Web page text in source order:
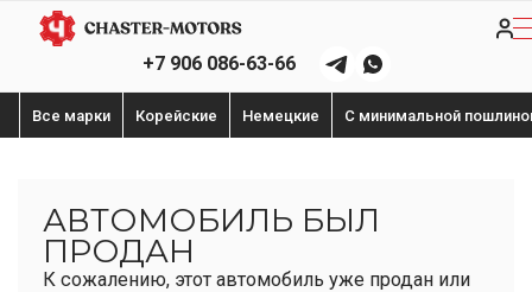
+7 906 086-63-66
Все марки Корейские Немецкие С минимальной
АВТОМОБИЛЬ БЫЛ
ПРОДАН
К сожалению, этот автомобиль уже продан или